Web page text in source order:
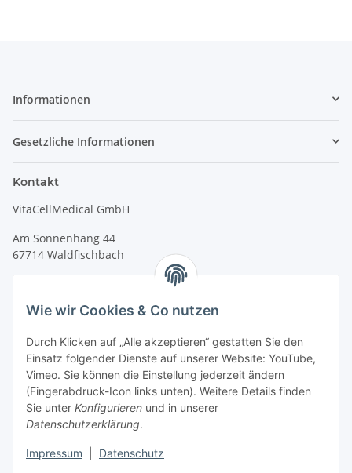
Wie wir Cookies & Co nutzen
Durch Klicken auf „Alle akzeptieren“ gestatten Sie den
Einsatz folgender Dienste auf unserer Website: YouTube,
Vimeo. Sie können die Einstellung jederzeit ändern
(Fingerabdruck-Icon links unten). Weitere Details finden
Sie unter Konfigurieren und in unserer
Datenschutzerklärung.
Impressum Datenschutz
Informationen
Gesetzliche Informationen
Kontakt
VitaCellMedical GmbH
Am Sonnenhang 44
67714 Waldfischbach
info@vitacellmedical.com
Erreichbarkeit
Mo – Fr 08:00 Uhr – 17:00 Uhr
Außerhalb dieser Zeit unterinfo@vitacellmedical.com
Sie möchten, dass wir Sie besuchen?
Ihre Terminvorschläge >>>